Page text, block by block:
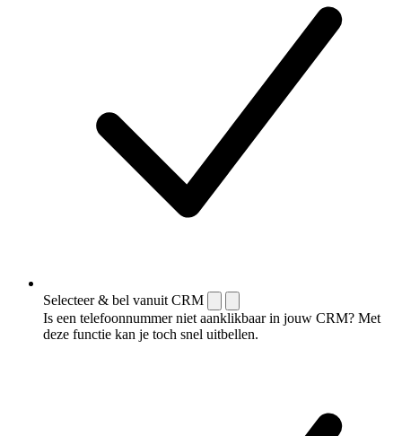
Selecteer & bel vanuit CRM
Is een telefoonnummer niet aanklikbaar in jouw CRM? Met
deze functie kan je toch snel uitbellen.